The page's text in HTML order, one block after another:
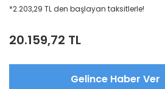
*2.203,29 TL den başlayan taksitlerle!
20.159,72 TL
Gelince Haber Ver